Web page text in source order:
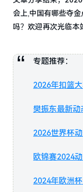
会上,中国有哪些夺
吗？欢迎再次光临本
专题推荐：
2026年扣篮
樊振东最新动
2026世界杯
欧锦赛2024
2024年欧洲